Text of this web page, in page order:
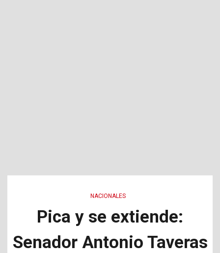
NACIONALES
Pica y se extiende:
Senador Antonio Taveras